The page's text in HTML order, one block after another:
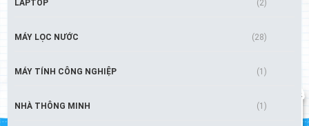
LAPTOP (2)
MÁY LỌC NƯỚC (28)
MÁY TÍNH CÔNG NGHIỆP (1)
NHÀ THÔNG MINH (1)